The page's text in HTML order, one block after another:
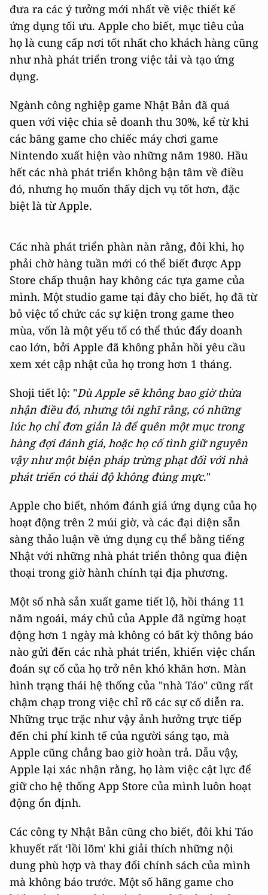
đưa ra các ý tưởng mới nhất về việc thiết kế
ứng dụng tối ưu. Apple cho biết, mục tiêu của
họ là cung cấp nơi tốt nhất cho khách hàng cũng
như nhà phát triển trong việc tải và tạo ứng
dụng.
Ngành công nghiệp game Nhật Bản đã quá
quen với việc chia sẻ doanh thu 30%, kể từ khi
các băng game cho chiếc máy chơi game
Nintendo xuất hiện vào những năm 1980. Hầu
hết các nhà phát triển không bận tâm về điều
đó, nhưng họ muốn thấy dịch vụ tốt hơn, đặc
biệt là từ Apple.
Các nhà phát triển phàn nàn rằng, đôi khi, họ
phải chờ hàng tuần mới có thể biết được App
Store chấp thuận hay không các tựa game của
mình. Một studio game tại đây cho biết, họ đã từ
bỏ việc tổ chức các sự kiện trong game theo
mùa, vốn là một yếu tố có thể thúc đẩy doanh
cao lớn, bởi Apple đã không phản hồi yêu cầu
xem xét cập nhật của họ trong hơn 1 tháng.
Shoji tiết lộ: "Dù Apple sẽ không bao giờ thừa
nhận điều đó, nhưng tôi nghĩ rằng, có những
lúc họ chỉ đơn giản là để quên một mục trong
hàng đợi đánh giá, hoặc họ cố tình giữ nguyên
vậy như một biện pháp trừng phạt đối với nhà
phát triến có thái độ không đúng mực."
Apple cho biết, nhóm đánh giá ứng dụng của họ
hoạt động trên 2 múi giờ, và các đại diện sẵn
sàng thảo luận về ứng dụng cụ thể bằng tiếng
Nhật với những nhà phát triển thông qua điện
thoại trong giờ hành chính tại địa phương.
Một số nhà sản xuất game tiết lộ, hồi tháng 11
năm ngoái, máy chủ của Apple đã ngừng hoạt
động hơn 1 ngày mà không có bất kỳ thông báo
nào gửi đến các nhà phát triển, khiến việc chẩn
đoán sự cố của họ trở nên khó khăn hơn. Màn
hình trạng thái hệ thống của "nhà Táo" cũng rất
chậm chạp trong việc chỉ rõ các sự cố diễn ra.
Những trục trặc như vậy ảnh hưởng trực tiếp
đến chi phí kinh tế của người sáng tạo, mà
Apple cũng chẳng bao giờ hoàn trả. Dẫu vậy,
Apple lại xác nhận rằng, họ làm việc cật lực để
giữ cho hệ thống App Store của mình luôn hoạt
động ổn định.
Các công ty Nhật Bản cũng cho biết, đôi khi Táo
khuyết rất ‘lồi lõm' khi giải thích những nội
dung phù hợp và thay đổi chính sách của mình
mà không báo trước. Một số hãng game cho